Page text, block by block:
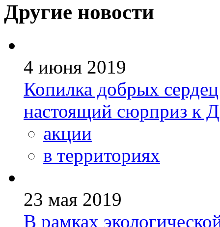
Другие новости
4 июня 2019
Копилка добрых
настоящий сюрприз к
акции
в территориях
23 мая 2019
В рамках